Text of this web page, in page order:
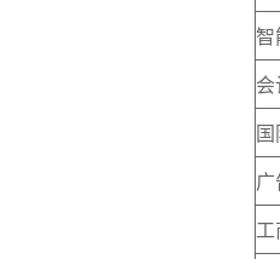
智
会
广
工